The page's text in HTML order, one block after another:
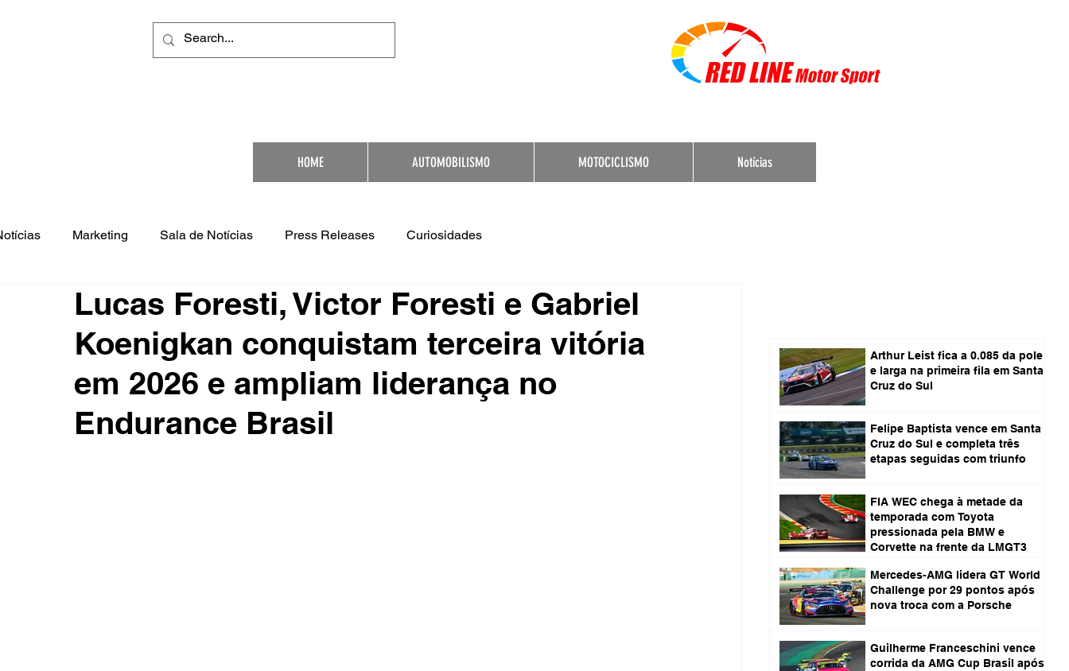
HOME AUTOMOBILISMO MOTOCICLISMO Notícias
Marketing Sala de Notícias Press Releases Curiosidades
Lucas Foresti, Victor Foresti e Gabriel
Koenigkan conquistam terceira vitória
em 2026 e ampliam liderança no
Endurance Brasil
Arthur Leist fica a 0.085 da pole
e larga na primeira fila em Santa
Cruz do Sul
Felipe Baptista vence em Santa
Cruz do Sul e completa três
etapas seguidas com triunfo
FIA WEC chega à metade da
temporada com Toyota
pressionada pela BMW e
Corvette na frente da LMGT3
Mercedes-AMG lidera GT World
Challenge por 29 pontos após
nova troca com a Porsche
Guilherme Franceschini vence
corrida da AMG Cup Brasil após